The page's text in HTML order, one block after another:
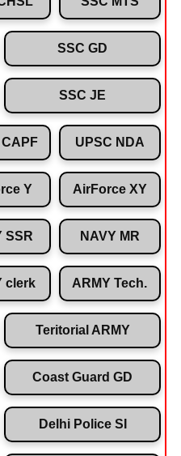
SSC GD
SSC JE
UPSC NDA
Y AirForce XY
SSR NAVY MR
clerk ARMY Tech.
Teritorial ARMY
Coast Guard GD
Delhi Police SI